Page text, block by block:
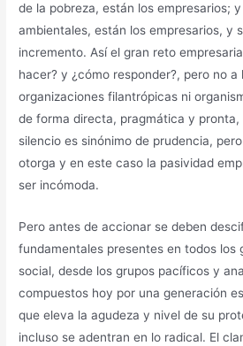
de la pobreza, están los empresarios;
ambientales, están los empresarios, y
incremento. Así el gran reto
hacer? y ¿cómo responder?, pero no
organizaciones filantrópicas ni
de forma directa, pragmática y pronta,
silencio es sinónimo de prudencia,
otorga y en este caso la pasividad
ser incómoda.
Pero antes de accionar se deben
fundamentales presentes en todos los
social, desde los grupos pacíficos y
compuestos hoy por una generación
que eleva la agudeza y nivel de su
incluso se adentran en lo radical. El